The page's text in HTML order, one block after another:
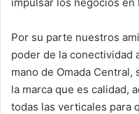
Por su parte nuestros
poder de la conectividad
mano de Omada
la marca que es calidad,
todas las verticales para